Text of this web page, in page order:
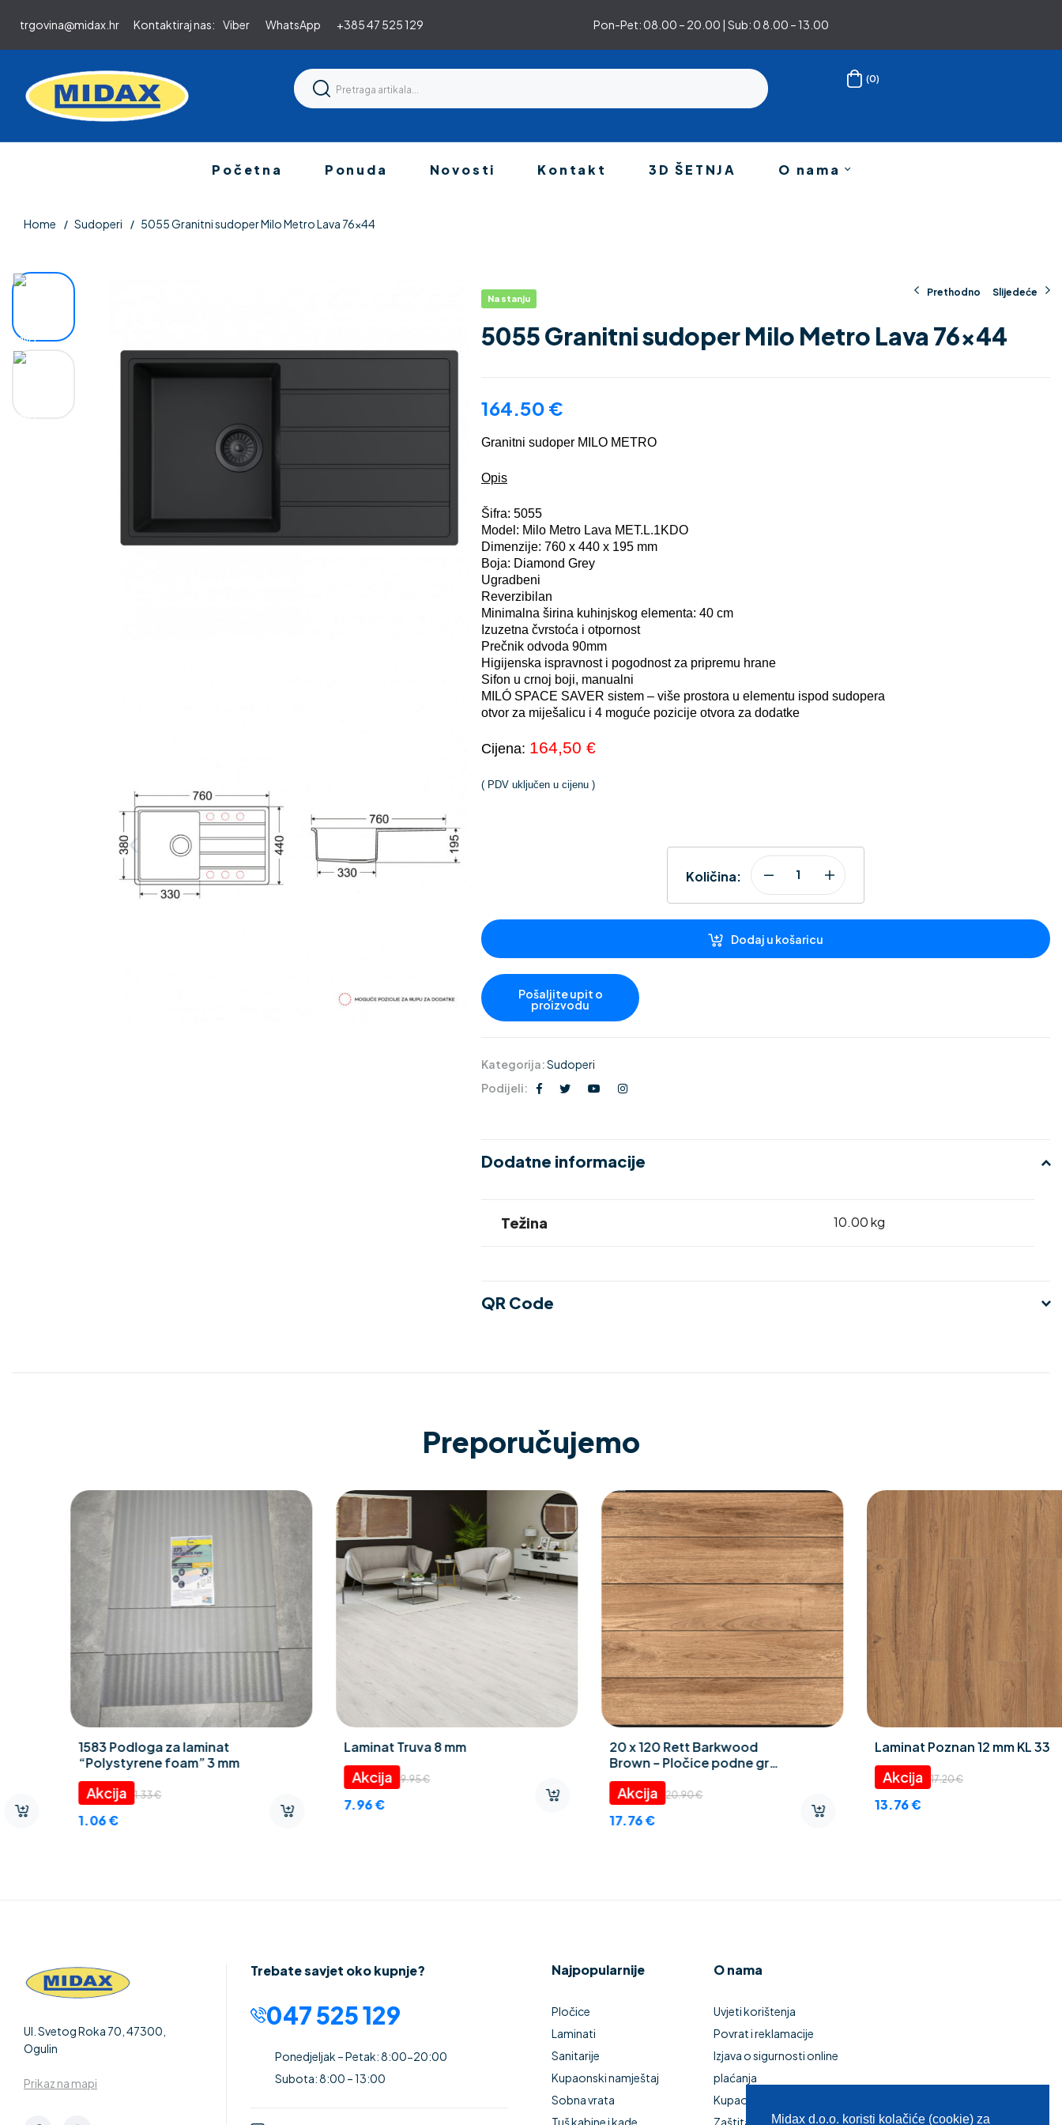
trgovina@midax.hr Kontaktiraj nas: Viber WhatsApp +385 47 525 129 Pon-Pet: 08.00 – 20.00 | Sub: 0 8.00 – 13.00
(0)
Početna Ponuda Novosti Kontakt 3D ŠETNJA O nama
Home Sudoperi 5055 Granitni sudoper Milo Metro Lava 76×44
Prethodno Slijedeće
Na stanju
5055 Granitni sudoper Milo Metro Lava 76×44
164.50 €
Granitni sudoper MILO METRO
Opis
Šifra: 5055
Model: Milo Metro Lava MET.L.1KDO
Dimenzije: 760 x 440 x 195 mm
Boja: Diamond Grey
Ugradbeni
Reverzibilan
Minimalna širina kuhinjskog elementa: 40 cm
Izuzetna čvrstoća i otpornost
Prečnik odvoda 90mm
Higijenska ispravnost i pogodnost za pripremu hrane
Sifon u crnoj boji, manualni
MILÓ SPACE SAVER sistem – više prostora u elementu ispod sudopera
otvor za miješalicu i 4 moguće pozicije otvora za dodatke
Cijena: 164,50 €
( PDV uključen u cijenu )
Količina:
Dodaj u košaricu
Kategorija:Sudoperi
Podijeli:
Dodatne informacije
Težina 10.00 kg
QR Code
Preporučujemo
20 x 120 Rett Barkwood
Brown – Pločice podne gres
20.90€
17.76
Laminat Poznan 12 mm KL 33
17.20€
13.76
9342 Gips ploča
građevinska
3.72
99252 Podloga za laminat (
podno grijanje ) “Expert
Thermo CEZAR” 2 mm
1.16
Ul. Svetog Roka 70, 47300,
Ogulin
Prikaz na mapi
Trebate savjet oko kupnje?
047 525 129
Ponedjeljak – Petak: 8:00-20:00
Subota: 8:00 – 13:00
Najpopularnije
Pločice
Laminati
Sanitarije
Kupaonski namještaj
Sobna vrata
Tuš kabine i kade
O nama
Uvjeti korištenja
Povrat i reklamacije
Izjava o sigurnosti online
plaćanja
Kupaonski namještaj
Zaštita privatnostiMidax d.o.o. koristi kolačiće (cookie) za